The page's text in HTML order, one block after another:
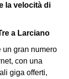
la velocità di
a Larciano
un gran numero
con una
giga offerti,